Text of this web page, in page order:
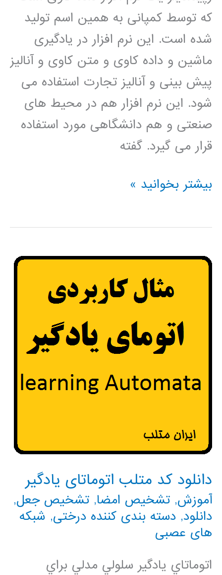
که توسط کمپانی به همین اسم تولید
شده است. این نرم افزار در یادگیری
ماشین و داده کاوی و متن کاوی و آنالیز
پیش بینی و آنالیز تجارت استفاده می
شود. این نرم افزار هم در محیط های
صنعتی و هم دانشگاهی مورد استفاده
قرار می گیرد. گفته
فيلم
رپيدماينر
بیشتر بخوانید »
دانلود کد متلب اتوماتای یادگیر
آموزش, تشخیص امضا, تشخیص جعل,
دانلود, دسته بندی کننده درختی, شبکه
های عصبی
اتوماتاي يادگير سلولي مدلي براي